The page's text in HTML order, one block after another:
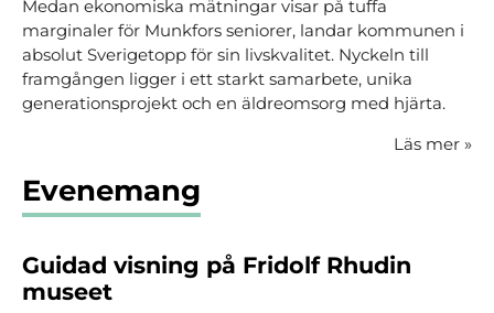
Medan ekonomiska mätningar visar på tuffa
marginaler för Munkfors seniorer, landar kommunen i
absolut Sverigetopp för sin livskvalitet. Nyckeln till
framgången ligger i ett starkt samarbete, unika
generationsprojekt och en äldreomsorg med hjärta.
Läs mer »
Evenemang
Guidad visning på Fridolf Rhudin
museet